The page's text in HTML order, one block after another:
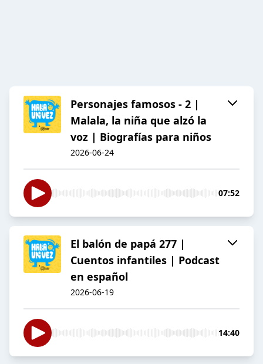
Personajes famosos - 2 |
Malala, la niña que alzó la
voz | Biografías para niños
2026-06-24
07:52
El balón de papá 277 |
Cuentos infantiles | Podcast
en español
2026-06-19
14:40